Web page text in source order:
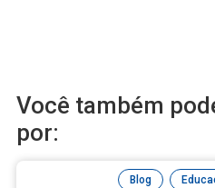
Você também
por:
Blog ,